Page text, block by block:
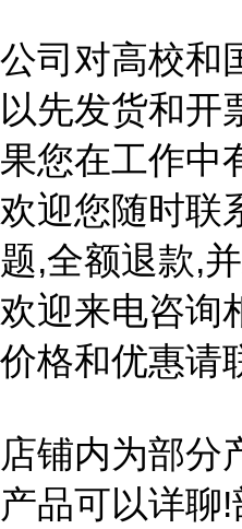
公司对高校和
以先发货和开
果您在工作中
欢迎您随时联
题,全额退款,
欢迎来电咨询
价格和优惠请
店铺内为部分
产品可以详聊